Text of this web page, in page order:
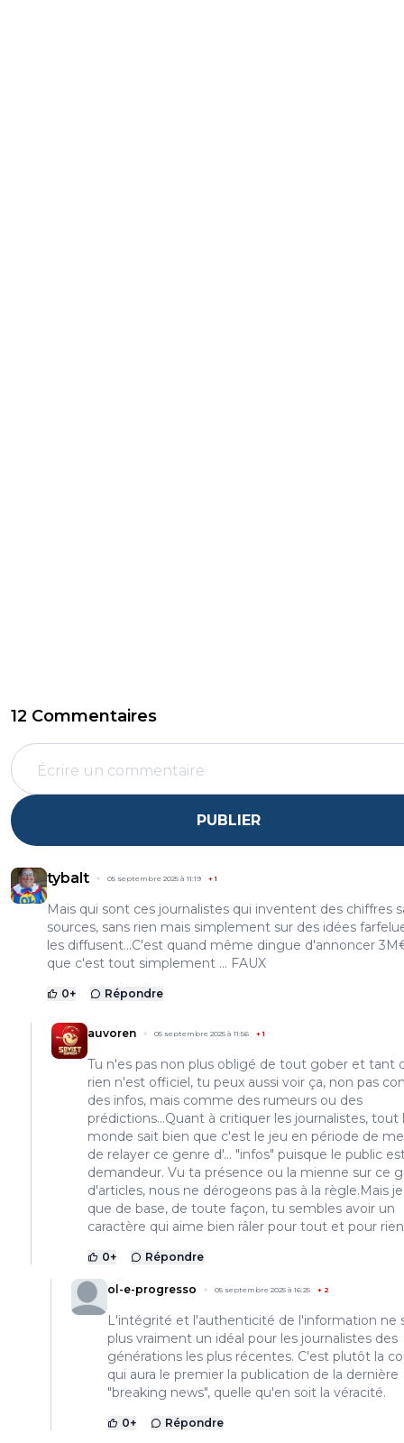
12 Commentaires
PUBLIER
tybalt 05 septembre 2025 à 11:19 +1
Mais qui sont ces journalistes qui inventent des chiffres
sources, sans rien mais simplement sur des idées
les diffusent...C'est quand même dingue d'annoncer
que c'est tout simplement ... FAUX
0+ Répondre
auvoren 05 septembre 2025 à 11:56 +1
Tu n'es pas non plus obligé de tout gober et tant
rien n'est officiel, tu peux aussi voir ça, non pas
des infos, mais comme des rumeurs ou des
prédictions...Quant à critiquer les journalistes, tout
monde sait bien que c'est le jeu en période de
de relayer ce genre d'... "infos" puisque le public
demandeur. Vu ta présence ou la mienne sur ce
d'articles, nous ne dérogeons pas à la règle.Mais
que de base, de toute façon, tu sembles avoir un
caractère qui aime bien râler pour tout et pour
0+ Répondre
ol-e-progresso 05 septembre 2025 à 16:25 + 2
L'intégrité et l'authenticité de l'information ne
plus vraiment un idéal pour les journalistes des
générations les plus récentes. C'est plutôt la
qui aura le premier la publication de la dernière
"breaking news", quelle qu'en soit la véracité.
0+ Répondre